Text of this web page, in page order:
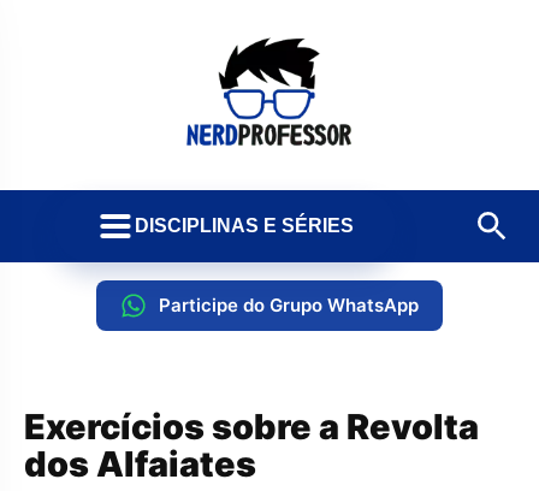
DISCIPLINAS E SÉRIES
Participe do Grupo WhatsApp
Exercícios sobre a Revolta
dos Alfaiates